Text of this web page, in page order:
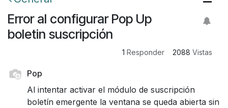
Error al configurar Pop Up
boletin suscripción
1 Responder 2088 Vistas
Pop
Al intentar activar el módulo de suscripción
boletín emergente la ventana se queda abierta sin